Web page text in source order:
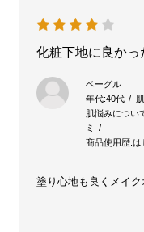
化粧下地に良かっ
ベーグル
年代:40代
肌悩みについ
ミ
商品使用歴:は
塗り心地も良くメイク